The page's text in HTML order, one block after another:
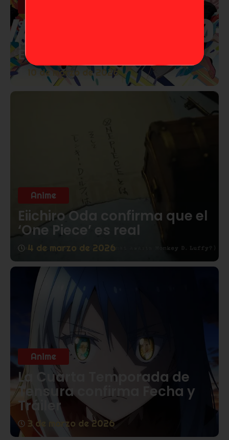
Studio Khara lanza corto
por los 30 años de
Evangelion
10 de marzo de 2026
Anime
Eiichiro Oda confirma que el
‘One Piece’ es real
4 de marzo de 2026
Anime
La Cuarta Temporada de
Tensura confirma Fecha y
Tráiler
3 de marzo de 2026